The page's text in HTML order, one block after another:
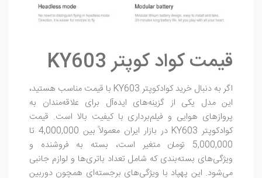
قیمت کواد کوپتر KY603
اگر به دنبال خرید کوادکوپتر KY603 با قیمت مناسب هستید،
این مدل یکی از گزینه‌های ایده‌آل برای علاقه‌مندان به
پروازهای هوایی و فیلم‌برداری با کیفیت بالا است. قیمت
کوادکوپتر KY603 در بازار ایران معمولاً بین 4,000,000 تا
5,000,000 تومان متغیر است، بسته به فروشنده و
ویژگی‌های بسته‌بندی که شامل تعداد باتری‌ها و لوازم جانبی
می‌شود. این پهپاد با ویژگی‌های برجسته‌ای همچون دوربین